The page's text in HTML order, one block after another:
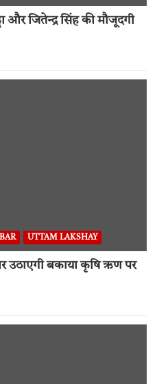
और जितेन्द्र सिंह की मौजूदगी
UTTAM LAKSHAY
उठाएगी बकाया कृषि ऋण पर